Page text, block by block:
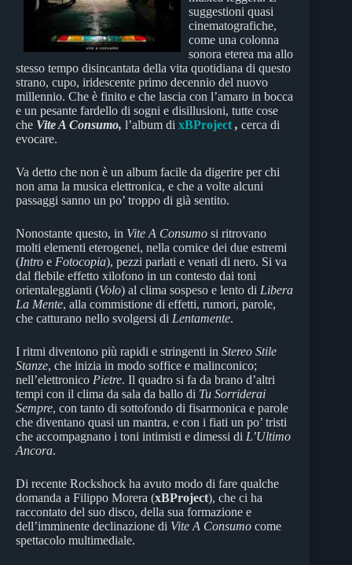
suggestioni quasi
cinematografiche,
come una colonna
sonora eterea ma allo
stesso tempo disincantata della vita quotidiana di questo
strano, cupo, iridescente primo decennio del nuovo
millennio. Che è finito e che lascia con l’amaro in bocca
e un pesante fardello di sogni e disillusioni, tutte cose
che Vite A Consumo, l’album di xBProject , cerca di
evocare.
Va detto che non è un album facile da digerire per chi
non ama la musica elettronica, e che a volte alcuni
passaggi sanno un po’ troppo di già sentito.
Nonostante questo, in Vite A Consumo si ritrovano
molti elementi eterogenei, nella cornice dei due estremi
(Intro e Fotocopia), pezzi parlati e venati di nero. Si va
dal flebile effetto xilofono in un contesto dai toni
orientaleggianti (Volo) al clima sospeso e lento di Libera
La Mente, alla commistione di effetti, rumori, parole,
che catturano nello svolgersi di Lentamente.
I ritmi diventono più rapidi e stringenti in Stereo Stile
Stanze, che inizia in modo soffice e malinconico;
nell’elettronico Pietre. Il quadro si fa da brano d’altri
tempi con il clima da sala da ballo di Tu Sorriderai
Sempre, con tanto di sottofondo di fisarmonica e parole
che diventano quasi un mantra, e con i fiati un po’ tristi
che accompagnano i toni intimisti e dimessi di L’Ultimo
Ancora.
Di recente Rockshock ha avuto modo di fare qualche
domanda a Filippo Morera (xBProject), che ci ha
raccontato del suo disco, della sua formazione e
dell’imminente declinazione di Vite A Consumo come
spettacolo multimediale.